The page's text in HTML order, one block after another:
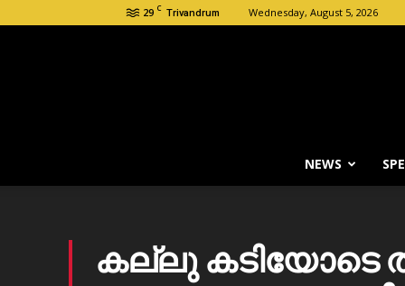
29 C Trivandrum Wednesday, August 5, 2026
NEWS
കല്ലു കടിയോടെ